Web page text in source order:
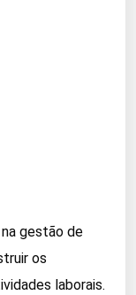
gestão de
os
laborais.